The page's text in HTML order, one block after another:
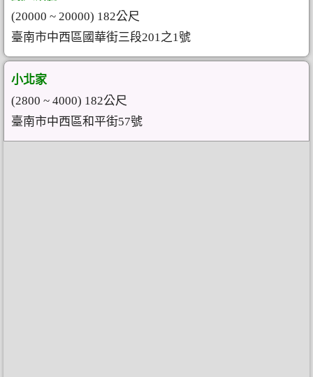
(20000 ~ 20000) 182公尺
臺南市中西區國華街三段201之1號
小北家
(2800 ~ 4000) 182公尺
臺南市中西區和平街57號